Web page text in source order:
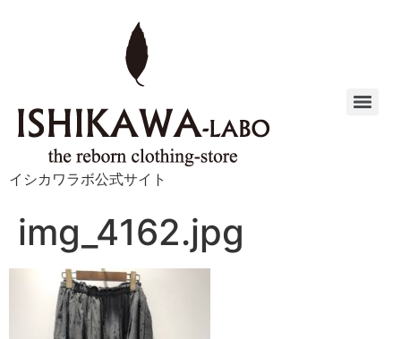
イシカワラボ公式サイト
img_4162.jpg